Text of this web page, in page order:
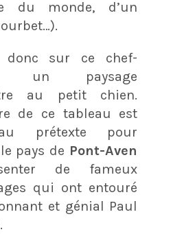
du monde, d’un
sur ce chef-
un paysage
au petit chien.
de ce tableau est
prétexte pour
pays de Pont-Aven
de fameux
qui ont entouré
et génial Paul